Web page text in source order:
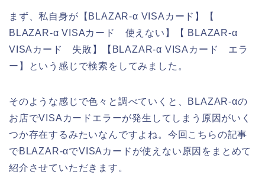
まず、私自身が【BLAZAR-α VISAカード】【
BLAZAR-α VISAカード 使えない】【 BLAZAR-α
VISAカード 失敗】【BLAZAR-α VISAカード エラ
ー】という感じで検索をしてみました。
そのような感じで色々と調べていくと、BLAZAR-αの
お店でVISAカードエラーが発生してしまう原因がいく
つか存在するみたいなんですよね。今回こちらの記事
でBLAZAR-αでVISAカードが使えない原因をまとめて
紹介させていただきます。